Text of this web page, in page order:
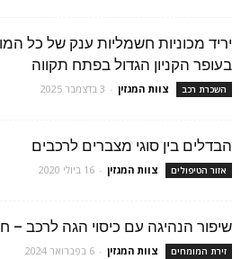
יריד מכוניות חשמליות ענק של כל
בעופר הקניון הגדול בפתח תקווה
השכרת רכב צוות המגזין - 3 בדצמבר 2025
הבדלים בין סוגי מצברים לרכבים
אזור הטיפולים צוות המגזין - 16 ביולי 2020
שיפור הנהיגה עם כיסוי הגה לרכב –
זירת המומחים צוות המגזין - 6 בפברואר 2024